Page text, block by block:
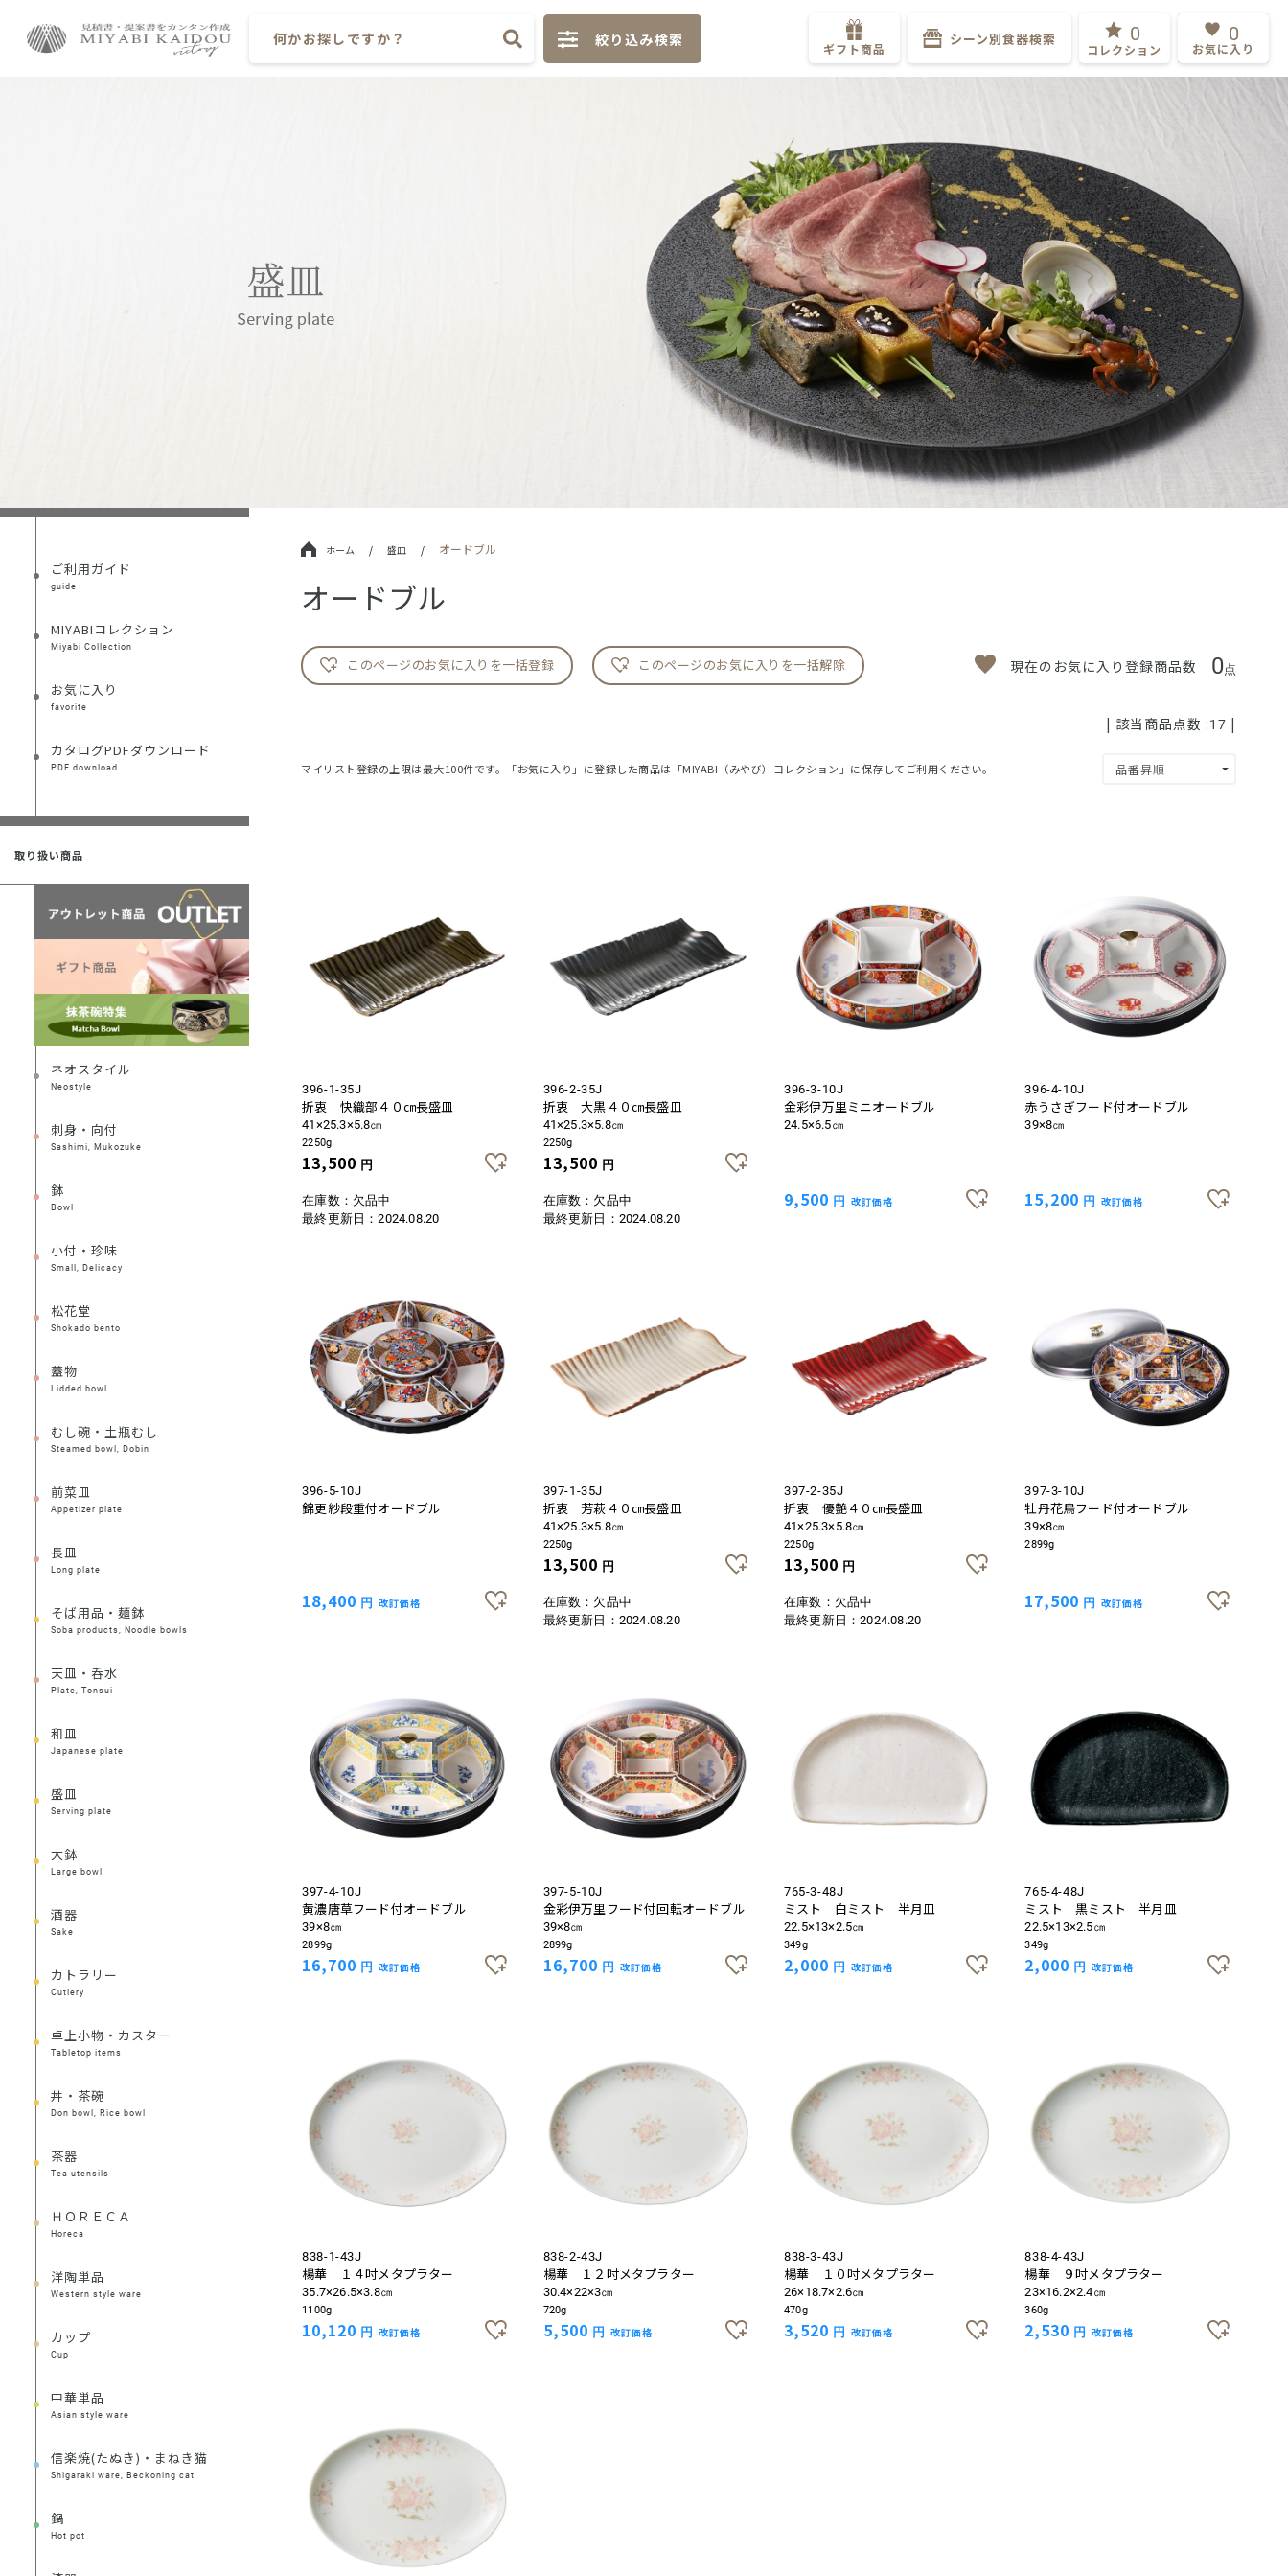
絞り込み検索 ギフト商品
シーン別食器検索 0
コレクション
0
お気に入り
ご利用ガイド
guide
MIYABIコレクション
Miyabi Collection
お気に入り
favorite
カタログPDFダウンロード
PDF download
取り扱い商品
ネオスタイル
Neostyle
刺身・向付
Sashimi, Mukozuke
鉢
Bowl
小付・珍味
Small, Delicacy
松花堂
Shokado bento
蓋物
Lidded bowl
むし碗・土瓶むし
Steamed bowl, Dobin
前菜皿
Appetizer plate
長皿
Long plate
そば用品・麺鉢
Soba products, Noodle bowls
天皿・呑水
Plate, Tonsui
和皿
Japanese plate
盛皿
Serving plate
大鉢
Large bowl
酒器
Sake
カトラリー
Cutlery
卓上小物・カスター
Tabletop items
丼・茶碗
Don bowl, Rice bowl
茶器
Tea utensils
ＨＯＲＥＣＡ
Horeca
洋陶単品
Western style ware
カップ
Cup
中華単品
Asian style ware
信楽焼(たぬき)・まねき猫
Shigaraki ware, Beckoning cat
鍋
Hot pot
ホーム / 盛皿 / オードブル
オードブル
このページのお気に入りを一括登録 このページのお気に入りを一括解除 現在のお気に入り登録商品数 0点
| 該当商品点数 :17 |
マイリスト登録の上限は最大100件です。「お気に入り」に登録した商品は「MIYABI（みやび）コレクション」に保存してご利用ください。
396-1-35J
折衷 快織部４０㎝長盛皿
41×25.3×5.8㎝
2250g
13,500 円
在庫数：欠品中
最終更新日：2024.08.20
396-2-35J
折衷 大黒４０㎝長盛皿
41×25.3×5.8㎝
2250g
13,500 円
在庫数：欠品中
最終更新日： 2024.08.20
396-3-10J
金彩伊万里ミニオードブル
24.5×6.5㎝
9,500 円 改訂価格
396-4-10J
赤うさぎフード付オードブル
39×8㎝
15,200 円 改訂価格
396-5-10J
錦更紗段重付オードブル
18,400 円 改訂価格
397-1-35J
折衷 芳萩４０㎝長盛皿
41×25.3×5.8㎝
2250g
13,500 円
在庫数：欠品中
最終更新日： 2024.08.20
397-2-35J
折衷 優艶４０㎝長盛皿
41×25.3×5.8㎝
2250g
13,500 円
在庫数：欠品中
最終更新日：2024.08.20
397-3-10J
牡丹花鳥フード付オードブル
39×8㎝
2899g
17,500 円 改訂価格
397-4-10J
黄濃唐草フード付オードブル
39×8㎝
2899g
16,700 円 改訂価格
397-5-10J
金彩伊万里フード付回転オードブル
39×8㎝
2899g
16,700 円 改訂価格
765-3-48J
ミスト 白ミスト 半月皿
22.5×13×2.5㎝
349g
2,000 円 改訂価格
765-4-48J
ミスト 黒ミスト 半月皿
22.5×13×2.5㎝
349g
2,000 円 改訂価格
838-1-43J
楊華 １４吋メタプラター
35.7×26.5×3.8㎝
1100g
10,120 円 改訂価格
838-2-43J
楊華 １２吋メタプラター
30.4×22×3㎝
720g
5,500 円 改訂価格
838-3-43J
楊華 １０吋メタプラター
26×18.7×2.6㎝
470g
3,520 円 改訂価格
838-4-43J
楊華 ９吋メタプラター
23×16.2×2.4㎝
360g
2,530 円 改訂価格
お買い物を続ける カートへ進む